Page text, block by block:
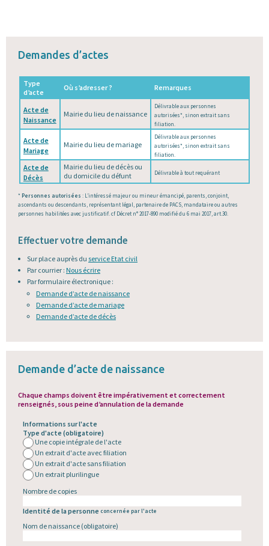
Demandes d’actes
Type
d’acte
Où s’adresser ? Remarques
Acte de
Naissance
Mairie du lieu de naissance
Délivrable aux personnes
autorisées*, sinon extrait sans
filiation.
Acte de
Mariage
Mairie du lieu de mariage
Délivrable aux personnes
autorisées*, sinon extrait sans
filiation.
Acte de
Décès
Mairie du lieu de décès ou
du domicile du défunt
Délivrable à tout requérant
* Personnes autorisées : L’intéressé majeur ou mineur émancipé, parents, conjoint,
ascendants ou descendants, représentant légal, partenaire de PACS, mandataire ou autres
personnes habilitées avec justificatif. cf Décret n° 2017-890 modifié du 6 mai 2017, art.30.
Effectuer votre demande
Sur place auprès du service Etat civil
Par courrier : Nous écrire
Par formulaire électronique :
Demande d’acte de naissance
Demande d’acte de mariage
Demande d’acte de décès
Demande d’acte de naissance
Chaque champs doivent être impérativement et correctement
renseignés, sous peine d’annulation de la demande
Informations sur l'acte
Type d'acte (obligatoire)
Une copie intégrale de l'acte
Un extrait d'acte avec filiation
Un extrait d'acte sans filiation
Un extrait plurilingue
Nombre de copies
Identité de la personne concernée par l'acte
Nom de naissance(obligatoire)